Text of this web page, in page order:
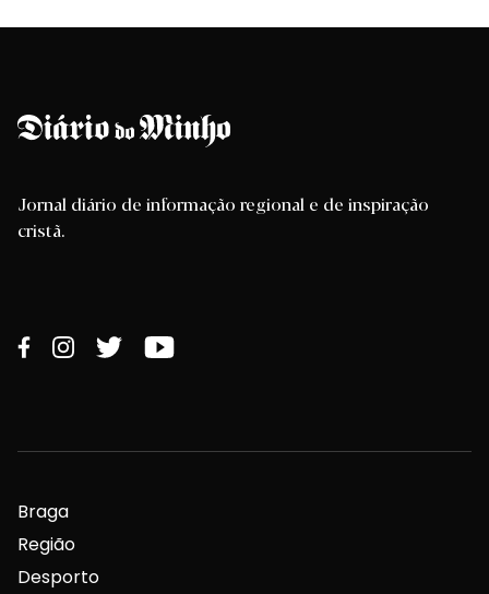
Jornal diário de informação regional e de inspiração
cristã.
Braga
Região
Desporto